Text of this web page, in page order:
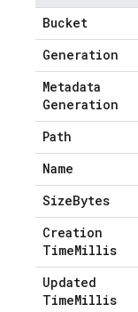
Bucket
Generation
Metadata
Generation
Path
Name
SizeBytes
Creation
TimeMillis
Updated
TimeMillis